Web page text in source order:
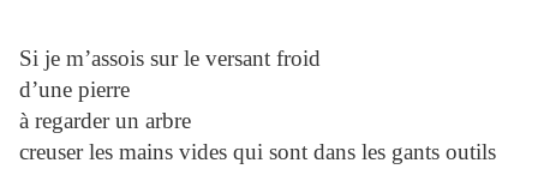
Si je m’assois sur le versant froid
d’une pierre
à regarder un arbre
creuser les mains vides qui sont dans les gants outils